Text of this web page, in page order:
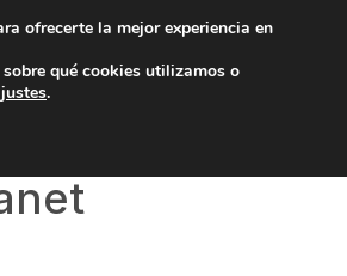
de
ofrecerte la mejor experiencia en
sobre qué cookies utilizamos o
.